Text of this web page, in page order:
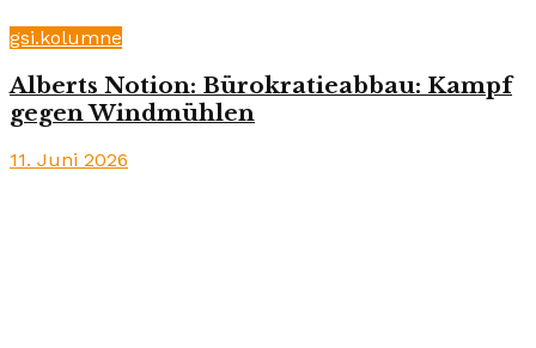
gsi.kolumne
Alberts Notion: Bürokratieabbau: Kampf
gegen Windmühlen
11. Juni 2026